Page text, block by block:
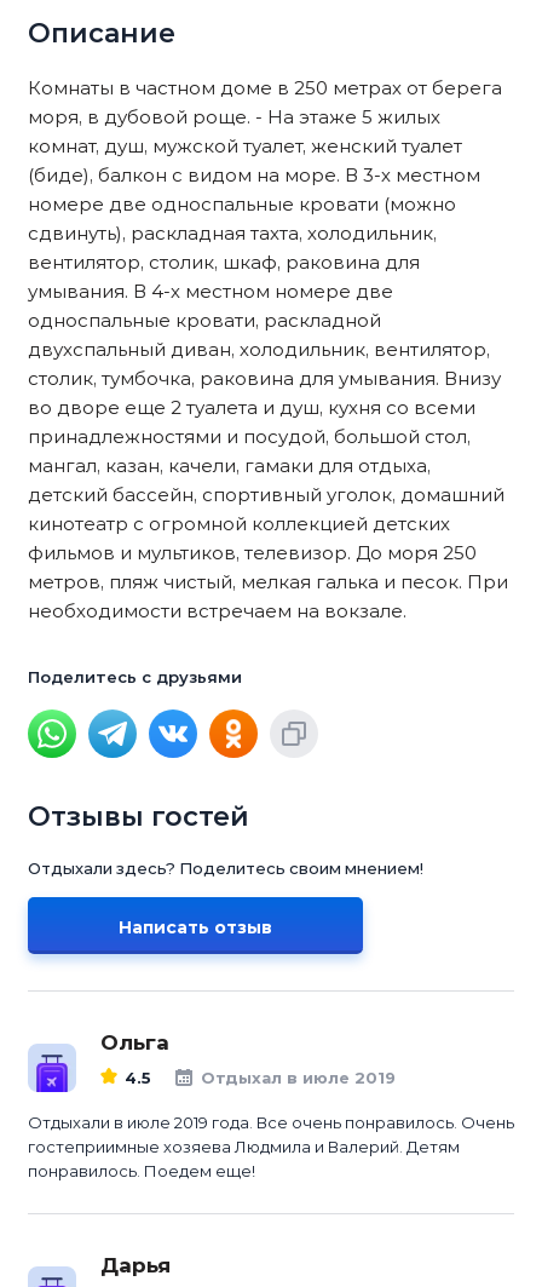
Описание
Комнаты в частном доме в 250 метрах от берега
моря, в дубовой роще. - На этаже 5 жилых
комнат, душ, мужской туалет, женский туалет
(биде), балкон с видом на море. В 3-х местном
номере две односпальные кровати (можно
сдвинуть), раскладная тахта, холодильник,
вентилятор, столик, шкаф, раковина для
умывания. В 4-х местном номере две
односпальные кровати, раскладной
двухспальный диван, холодильник, вентилятор,
столик, тумбочка, раковина для умывания. Внизу
во дворе еще 2 туалета и душ, кухня со всеми
принадлежностями и посудой, большой стол,
мангал, казан, качели, гамаки для отдыха,
детский бассейн, спортивный уголок, домашний
кинотеатр с огромной коллекцией детских
фильмов и мультиков, телевизор. До моря 250
метров, пляж чистый, мелкая галька и песок. При
необходимости встречаем на вокзале.
Поделитесь с друзьями
Отзывы гостей
Отдыхали здесь? Поделитесь своим мнением!
Написать отзыв
Ольга
4.5 Отдыхал в июле 2019
Отдыхали в июле 2019 года. Все очень понравилось. Очень
гостеприимные хозяева Людмила и Валерий. Детям
понравилось. Поедем еще!
Дарья